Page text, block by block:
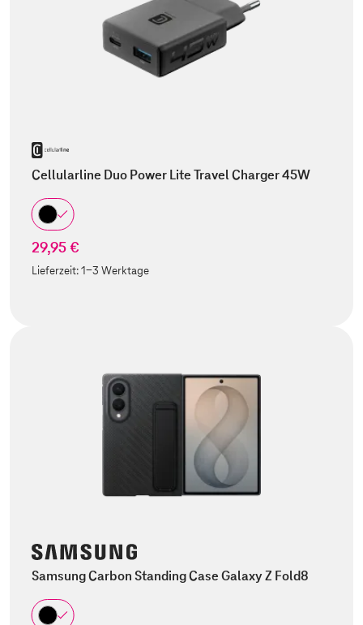
Cellularline Duo Power Lite Travel Charger 45W
29,95 €
Lieferzeit:1-3 Werktage
Samsung Carbon Standing Case Galaxy Z Fold8